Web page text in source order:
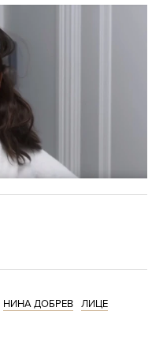
НИНА ДОБРЕВ
ЛИЦЕ